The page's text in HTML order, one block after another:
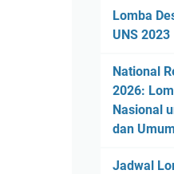
Lomba
UNS 2023
National
2026:
Nasional
dan Umum
Jadwal